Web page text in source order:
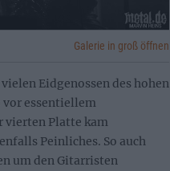
Galerie in groß öffnen
Eidgenossen des hohen
vor essentiellem
vierten Platte kam
Peinliches. So auch
um den Gitarristen